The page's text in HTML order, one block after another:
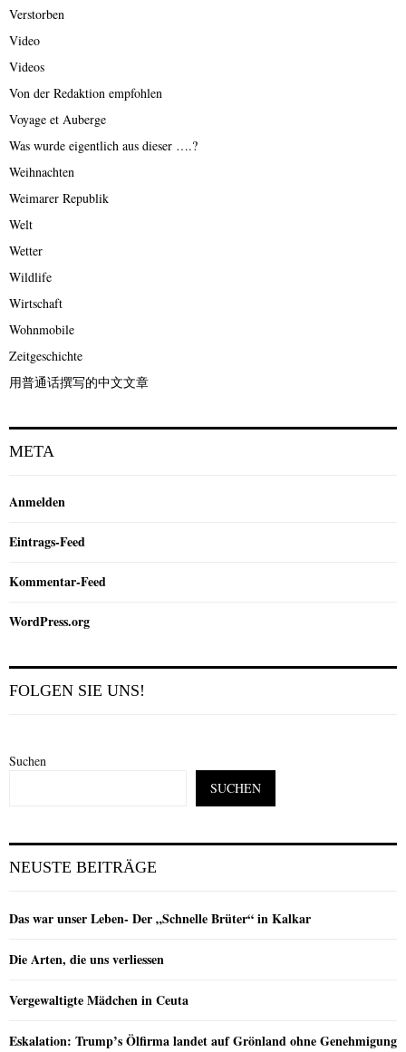
Verstorben
Video
Videos
Von der Redaktion empfohlen
Voyage et Auberge
Was wurde eigentlich aus dieser ….?
Weihnachten
Weimarer Republik
Welt
Wetter
Wildlife
Wirtschaft
Wohnmobile
Zeitgeschichte
用普通话撰写的中文文章
META
Anmelden
Eintrags-Feed
Kommentar-Feed
WordPress.org
FOLGEN SIE UNS!
Suchen
SUCHEN
NEUSTE BEITRÄGE
Das war unser Leben- Der „Schnelle Brüter“ in Kalkar
Die Arten, die uns verliessen
Vergewaltigte Mädchen in Ceuta
Eskalation: Trump’s Ölfirma landet auf Grönland ohne Genehmigung